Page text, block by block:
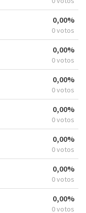
0,00%
0 votos
0,00%
0 votos
0,00%
0 votos
0,00%
0 votos
0,00%
0 votos
0,00%
0 votos
0,00%
0 votos